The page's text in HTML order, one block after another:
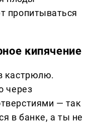
пропитываться
кипячение
кастрюлю.
через
— так
в банке, а ты не